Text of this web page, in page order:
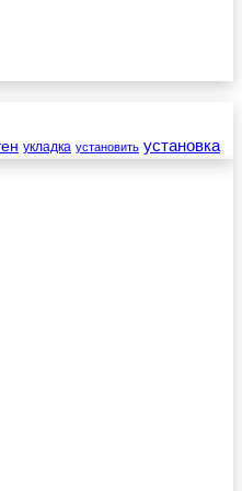
укладка установить установка